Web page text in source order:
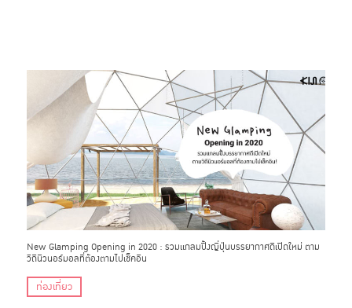
New Glamping Opening in 2020 : รวมแกลมปิ้งญี่ปุ่นบรรยากาศดีเปิดใหม่ ตาม
วิถีนิวนอร์มอลที่ต้องตามไปเช็คอิน
ท่องเที่ยว